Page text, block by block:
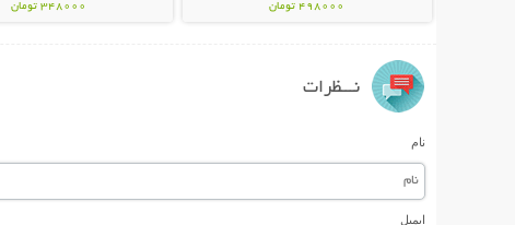
498000 تومان
348000 تومان
نـــظرات
نام
ایمیل